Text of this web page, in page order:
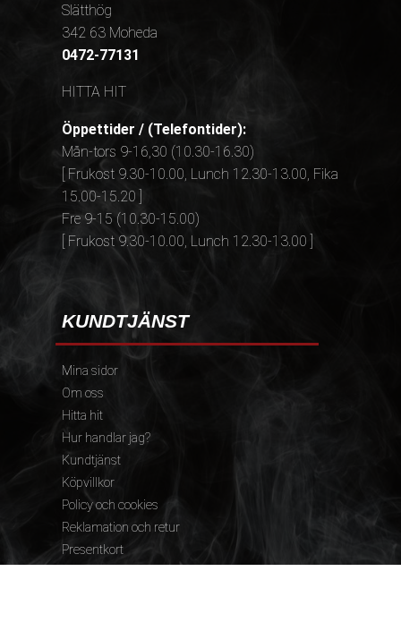
Slätthög
342 63 Moheda
0472-77131
HITTA HIT
Öppettider / (Telefontider):
Mån-tors 9-16,30 (10.30-16.30)
[ Frukost 9.30-10.00, Lunch 12.30-13.00, Fika
15.00-15.20 ]
Fre 9-15 (10.30-15.00)
[ Frukost 9.30-10.00, Lunch 12.30-13.00 ]
KUNDTJÄNST
Mina sidor
Om oss
Hitta hit
Hur handlar jag?
Kundtjänst
Köpvillkor
Policy och cookies
Reklamation och retur
Presentkort